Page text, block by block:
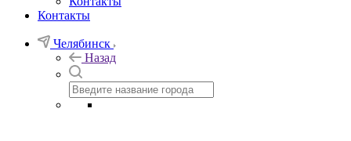
Контакты
Челябинск
Назад